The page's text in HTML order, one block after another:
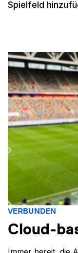
Spielfeld
VERBUNDEN
Cloud-